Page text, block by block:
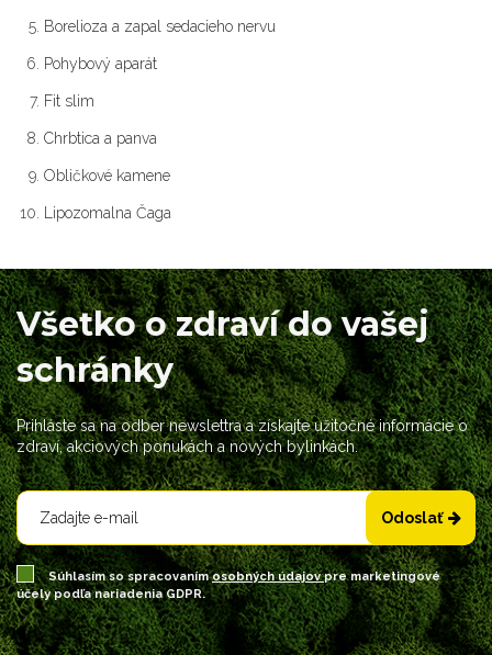
Borelioza a zapal sedacieho nervu
Pohybový aparát
Fit slim
Chrbtica a panva
Obličkové kamene
Lipozomalna Čaga
Všetko o zdraví do vašej
schránky
Prihláste sa na odber newslettra a získajte užitočné informácie o
zdraví, akciových ponukách a nových bylinkách.
Odoslať
Súhlasím so spracovanímosobných údajovpre marketingové
účely podľa nariadenia GDPR.